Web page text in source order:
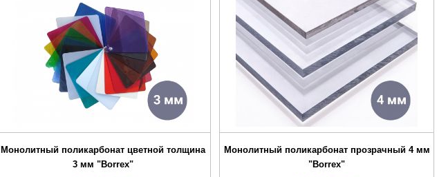
Монолитный поликарбонат цветной толщина
3 мм "Borrex"
Монолитный поликарбонат прозрачный 4 мм
"Borrex"